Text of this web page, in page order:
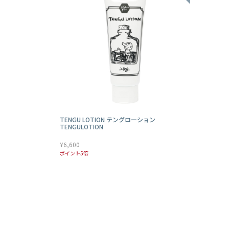
TENGU LOTION テングローション
TENGULOTION
¥6,600
ポイント5倍